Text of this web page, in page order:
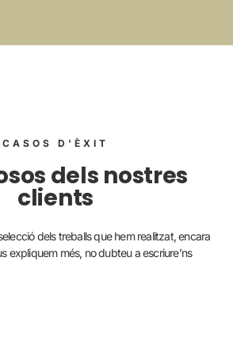
CASOS D'ÈXIT
dels nostres
clients
dels treballs que hem realitzat, encara
expliquem més, no dubteu a escriure’ns